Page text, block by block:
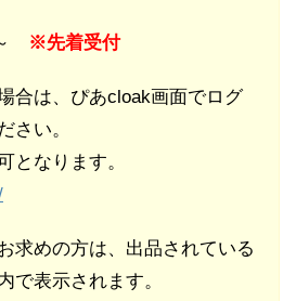
※先着受付
合は、ぴあcloak画面でログ
さい。
となります。
求めの方は、出品されている
で表示されます。